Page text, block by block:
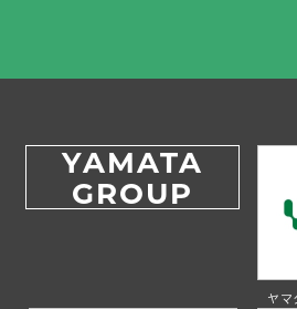
YAMATA
GROUP
ヤマ